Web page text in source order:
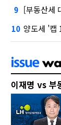
9 [부동산세
10 양도세 '캡
이재명 vs 부